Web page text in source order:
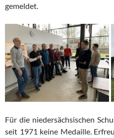
gemeldet.
Für die niedersächsischen
seit 1971 keine Medaille.